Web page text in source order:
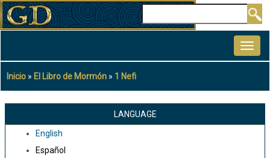
Pasar
al
principal
Sobrescribir
enlaces
ayuda
Inicio El Libro de Mormón 1 Nefi
LANGUAGE
English
Español